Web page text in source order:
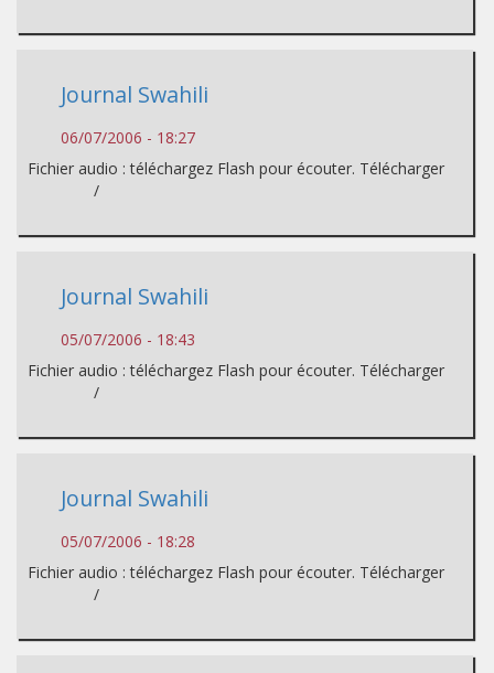
Journal Swahili
06/07/2006 - 18:27
Fichier audio : téléchargez Flash pour écouter. Télécharger
/
Journal Swahili
05/07/2006 - 18:43
Fichier audio : téléchargez Flash pour écouter. Télécharger
/
Journal Swahili
05/07/2006 - 18:28
Fichier audio : téléchargez Flash pour écouter. Télécharger
/